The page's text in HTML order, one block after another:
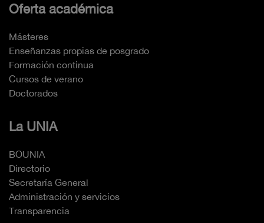
Oferta académica
Másteres
Enseñanzas propias de posgrado
Formación continua
Cursos de verano
Doctorados
La UNIA
BOUNIA
Directorio
Secretaría General
Administración y servicios
Transparencia